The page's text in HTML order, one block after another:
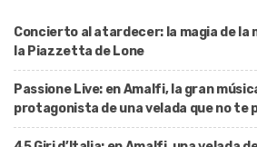
Concierto al atardecer: la magia de la
la Piazzetta de Lone
Passione Live: en Amalfi, la gran
protagonista de una velada que no te